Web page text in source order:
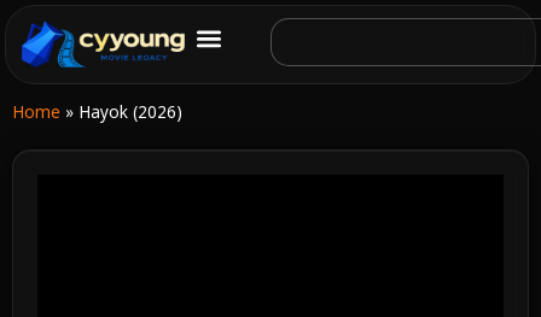
Home » Hayok (2026)